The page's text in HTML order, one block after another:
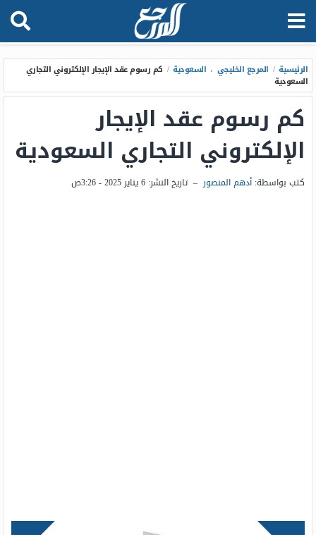
الرئيسية / المرجع الخليجي ، السعودية / كم رسوم عقد الإيجار الإلكتروني التجاري
السعودية
كم رسوم عقد الإيجار
الإلكتروني التجاري السعودية
كتب بواسطة: أدهم المنصور – تاريخ النشر: 6 يناير 2025 - 3:26ص